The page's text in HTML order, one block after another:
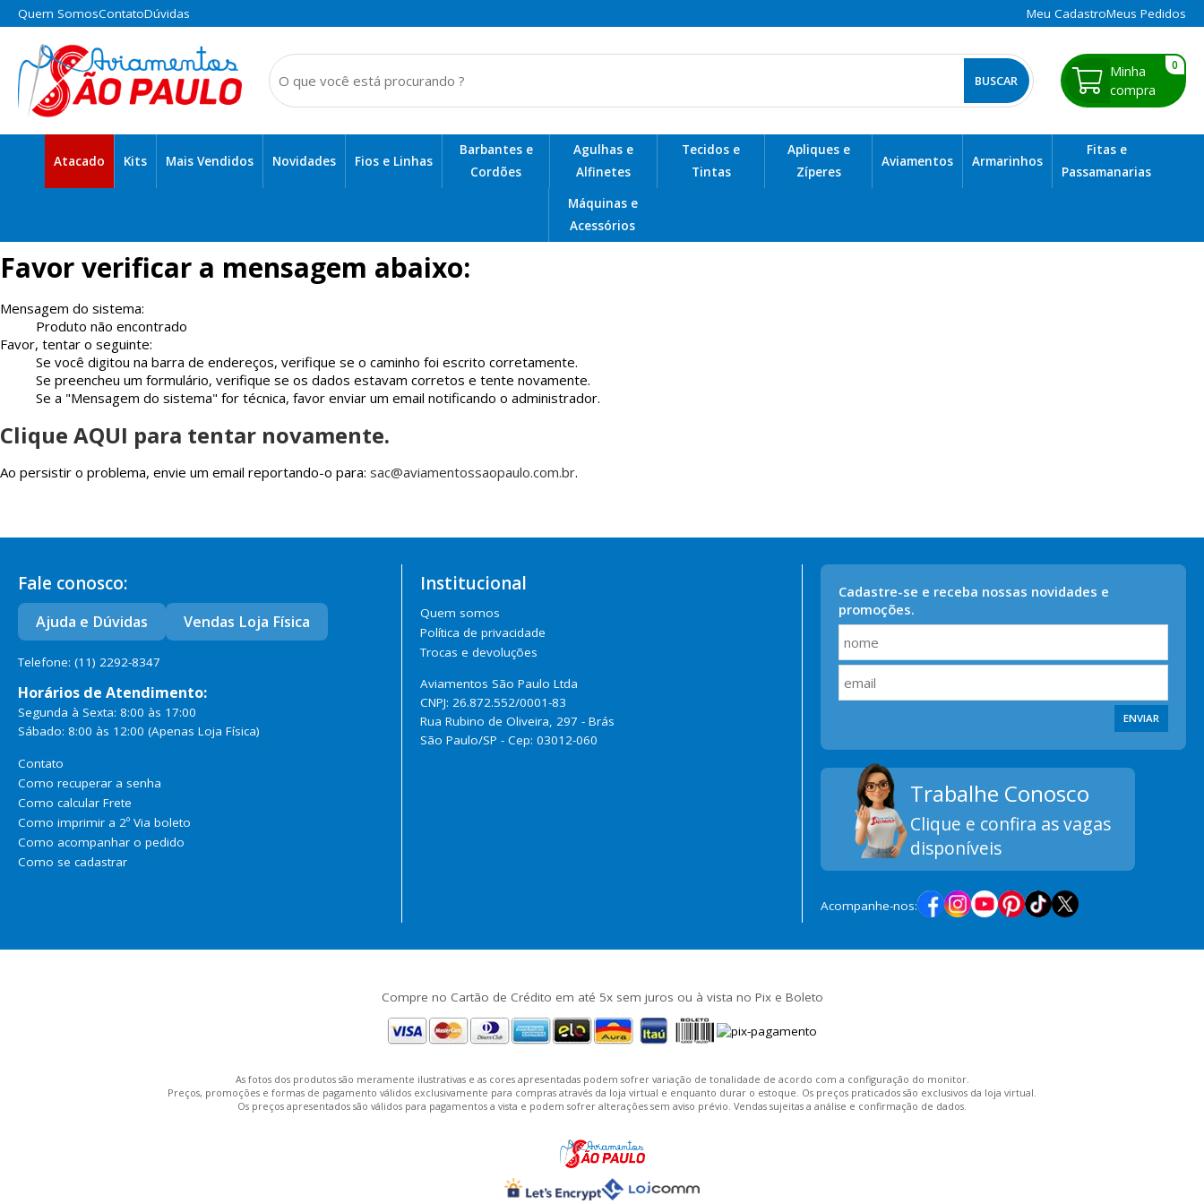
Quem SomosContatoDúvidas Meu CadastroMeus Pedidos
Atacado Kits Mais Vendidos Novidades Fios e Linhas
Barbantes e
Cordões
Agulhas e
Alfinetes
Tecidos e
Tintas
Apliques e
Zíperes
Aviamentos Armarinhos
Fitas e
Passamanarias
Máquinas e
Acessórios
0
Favor verificar a mensagem abaixo:
Mensagem do sistema:
Produto não encontrado
Favor, tentar o seguinte:
Se você digitou na barra de endereços, verifique se o caminho foi escrito corretamente.
Se preencheu um formulário, verifique se os dados estavam corretos e tente novamente.
Se a "Mensagem do sistema" for técnica, favor enviar um email notificando o administrador.
Clique AQUI para tentar novamente.
Ao persistir o problema, envie um email reportando-o para: sac@aviamentossaopaulo.com.br.
Fale conosco:
Ajuda e Dúvidas Vendas Loja Física
Telefone: (11) 2292-8347
Horários de Atendimento:
Segunda à Sexta: 8:00 às 17:00
Sábado: 8:00 às 12:00 (Apenas Loja Física)
Contato
Como recuperar a senha
Como calcular Frete
Como imprimir a 2º Via boleto
Como acompanhar o pedido
Como se cadastrar
Institucional
Quem somos
Política de privacidade
Trocas e devoluções
Aviamentos São Paulo Ltda
CNPJ: 26.872.552/0001-83
Rua Rubino de Oliveira, 297 - Brás
São Paulo/SP - Cep: 03012-060
Cadastre-se e receba nossas novidades e
promoções.
ENVIAR
Trabalhe Conosco
Clique e confira as vagas
disponíveis
Acompanhe-nos:
Compre no Cartão de Crédito em até 5x sem juros ou à vista no Pix e Boleto
As fotos dos produtos são meramente ilustrativas e as cores apresentadas podem sofrer variação de tonalidade de acordo com a configuração do monitor.
Preços, promoções e formas de pagamento válidos exclusivamente para compras através da loja virtual e enquanto durar o estoque. Os preços praticados são exclusivos da loja virtual.
Os preços apresentados são válidos para pagamentos a vista e podem sofrer alterações sem aviso prévio. Vendas sujeitas a análise e confirmação de dados.